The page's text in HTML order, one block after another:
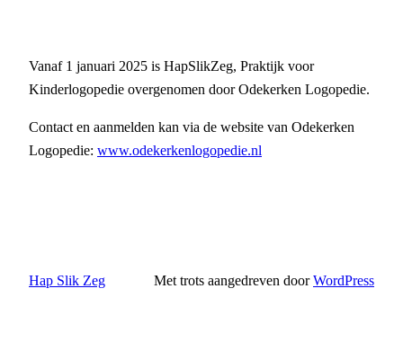
Vanaf 1 januari 2025 is HapSlikZeg, Praktijk voor
Kinderlogopedie overgenomen door Odekerken Logopedie.
Contact en aanmelden kan via de website van Odekerken
Logopedie: www.odekerkenlogopedie.nl
Hap Slik Zeg Met trots aangedreven doorWordPress